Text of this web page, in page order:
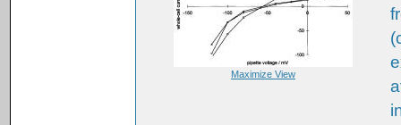
Maximize View